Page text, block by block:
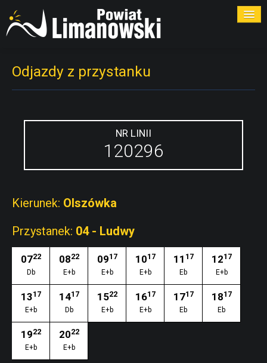
PRZYSTANKI
PRZEWOŹNICY
Odjazdy z przystanku
NR LINII
120296
Kierunek: Olszówka
Przystanek: 04 - Ludwy
0722
Db
0822
E+b
0917
E+b
1017
E+b
11 17
Eb
1217
E+b
1317
E+b
1417
Db
1522
E+b
1617
E+b
1717
Eb
1817
Eb
1922
E+b
2022
E+b